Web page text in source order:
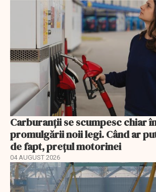
Carburanții se scumpesc chiar
promulgării noii legi. Când ar
de fapt, prețul motorinei
04 AUGUST 2026